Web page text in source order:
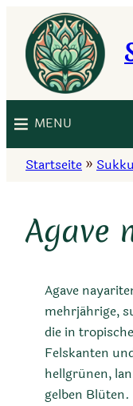
Inhalt
springen
MENU
Startseite »
Agave
Agave
mehrjährige,
die in
Felskanten
hellgrünen,
gelben Blüten.